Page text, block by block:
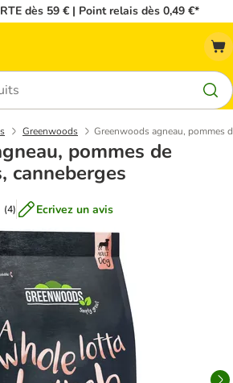
dès 59 € | Point relais dès 0,49 €*
Greenwoods Greenwoods agneau, pommes
pommes de
canneberges
(4) Ecrivez un avis